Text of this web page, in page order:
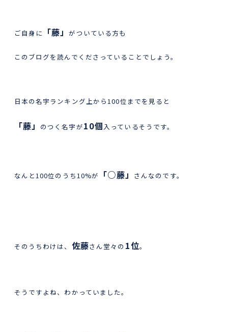
ご自身に 「藤」がついている方も
このブログを読んでくださっていることでしょう。
日本の名字ランキング上から100位までを見ると
「藤」 のつく名字が10個 入っているそうです。
なんと100位のうち10%が 「○藤」 さんなのです。
そのうちわけは、 佐藤さん堂々の 1位。
そうですよね、わかっていました。